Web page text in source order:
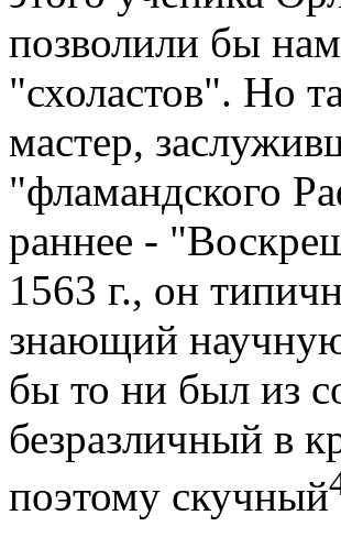
позволили бы
"схоластов". Но
мастер,
"фламандского
раннее -
1563 г., он
знающий
бы то ни был из
безразличный в
поэтому скучный